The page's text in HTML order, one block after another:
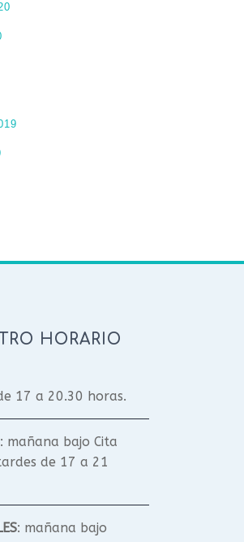
HORARIO
17 a 20.30 horas.
: mañana bajo Cita
de 17 a 21
: mañana bajo